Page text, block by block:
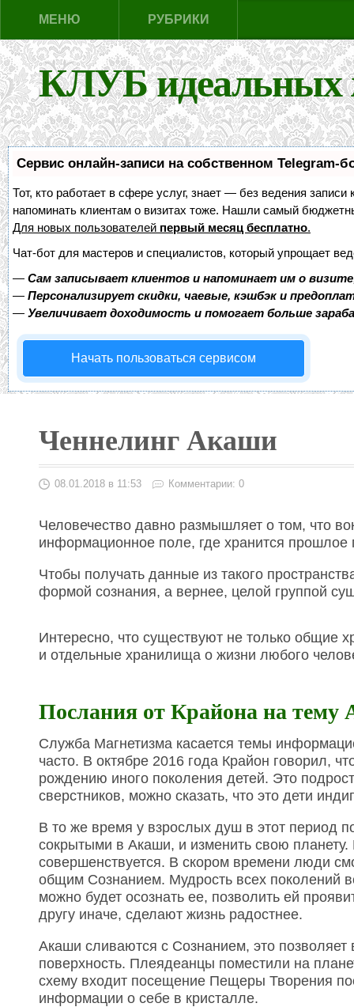
МЕНЮ РУБРИКИ
КЛУБ идеальных
Сервис онлайн-записи на собственном Telegram-
Тот, кто работает в сфере услуг, знает — без ведения
напоминать клиентам о визитах тоже. Нашли самый
Для новых пользователей первый месяц бесплатно.
Чат-бот для мастеров и специалистов, который упрощает
— Сам записывает клиентов и напоминает им о
— Персонализирует скидки, чаевые, кэшбэк и
— Увеличивает доходимость и помогает больше
Начать пользоваться сервисом
Ченнелинг Акаши
08.01.2018 в 11:53 Комментарии: 0
Человечество давно размышляет о том, что
информационное поле, где хранится
Чтобы получать данные из такого
формой сознания, а вернее, целой группой
Интересно, что существуют не только общие
и отдельные хранилища о жизни любого
Послания от Крайона на тему
Служба Магнетизма касается темы
часто. В октябре 2016 года Крайон говорил,
рождению иного поколения детей. Это
сверстников, можно сказать, что это дети
В то же время у взрослых душ в этот период
сокрытыми в Акаши, и изменить свою
совершенствуется. В скором времени люди
общим Сознанием. Мудрость всех поколений
можно будет осознать ее, позволить ей
другу иначе, сделают жизнь радостнее.
Акаши сливаются с Сознанием, это
поверхность. Плеядеанцы поместили на
схему входит посещение Пещеры Творения
информации о себе в кристалле.